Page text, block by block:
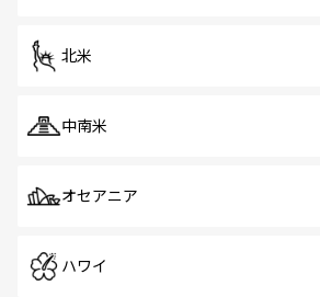
北米
中南米
オセアニア
ハワイ